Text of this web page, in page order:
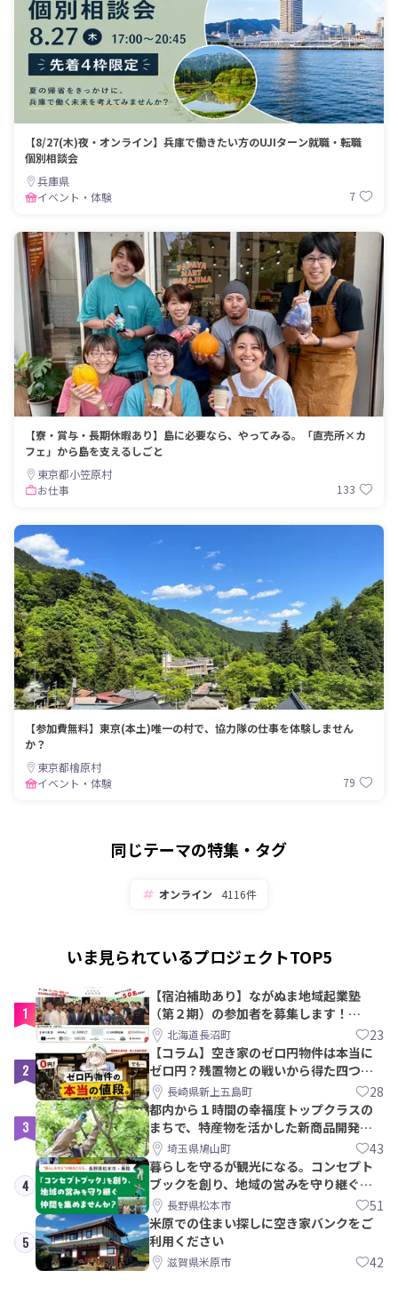
【8/27(木)夜・オンライン】兵庫で働きたい方のUJIターン就職・転職
個別相談会
兵庫県
イベント・体験
7
【寮・賞与・長期休暇あり】島に必要なら、やってみる。「直売所×カ
フェ」から島を支えるしごと
東京都小笠原村
お仕事
133
【参加費無料】東京(本土)唯一の村で、協力隊の仕事を体験しません
か？
東京都檜原村
イベント・体験
79
同じテーマの特集・タグ
オンライン 4116件
いま見られているプロジェクトTOP5
1
【宿泊補助あり】ながぬま地域起業塾
（第２期）の参加者を募集します！
【8/21〆】
北海道長沼町 23
2
【コラム】空き家のゼロ円物件は本当に
ゼロ円？残置物との戦いから得た四つの
教訓｜新上五島町
長崎県新上五島町 28
3
都内から１時間の幸福度トップクラスの
まちで、特産物を活かした新商品開発＆
PRメンバー募集！
埼玉県鳩山町 43
4
暮らしを守るが観光になる。コンセプト
ブックを創り、地域の営みを守り継ぐ仲
間を集めませんか？
長野県松本市 51
5
米原での住まい探しに空き家バンクをご
利用ください
滋賀県米原市 42